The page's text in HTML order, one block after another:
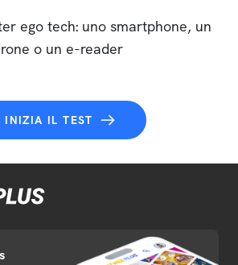
ego tech: uno smartphone, un
o un e-reader
INIZIA IL TEST